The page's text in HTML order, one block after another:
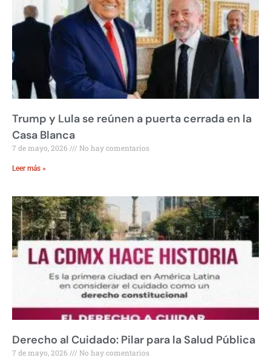
Trump y Lula se reúnen a puerta cerrada en la
Casa Blanca
7 de mayo, 2026 No hay comentarios
Leer más »
Derecho al Cuidado: Pilar para la Salud Pública
7 de mayo, 2026 No hay comentarios